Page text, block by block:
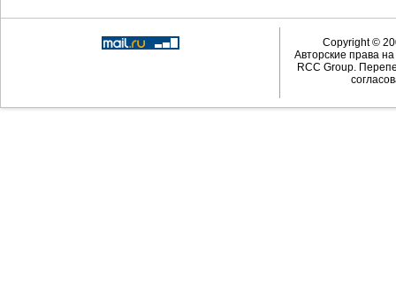
Copyright ©
Авторские права
RCC Group.